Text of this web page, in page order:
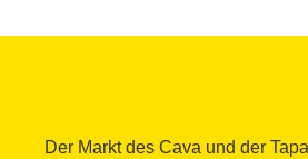
Der Markt des Cava und der